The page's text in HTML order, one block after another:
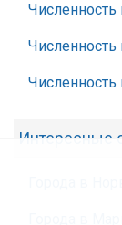
Численность
Численность
Численность
Интересные